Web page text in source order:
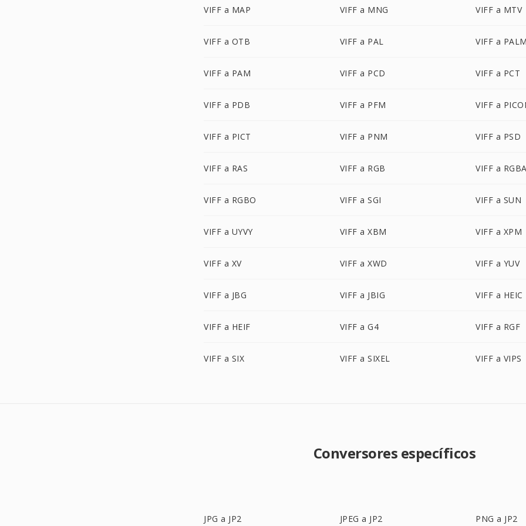
VIFF a MAP VIFF a MNG VIFF a MTV
VIFF a OTB VIFF a PAL VIFF a PALM
VIFF a PAM VIFF a PCD VIFF a PCT
VIFF a PDB VIFF a PFM VIFF a
VIFF a PICT VIFF a PNM VIFF a PSD
VIFF a RAS VIFF a RGB VIFF a RGBA
VIFF a RGBO VIFF a SGI VIFF a SUN
VIFF a UYVY VIFF a XBM VIFF a XPM
VIFF a XV VIFF a XWD VIFF a YUV
VIFF a JBG VIFF a JBIG VIFF a HEIC
VIFF a HEIF VIFF a G4 VIFF a RGF
VIFF a SIX VIFF a SIXEL VIFF a VIPS
Conversores específicos
JPG a JP2 JPEG a JP2 PNG a JP2